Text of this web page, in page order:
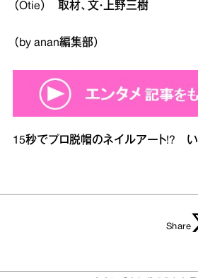
（Otie） 取材、文・上野三樹
（by anan編集部）
15秒でプロ脱帽のネイルアート!? い
Share